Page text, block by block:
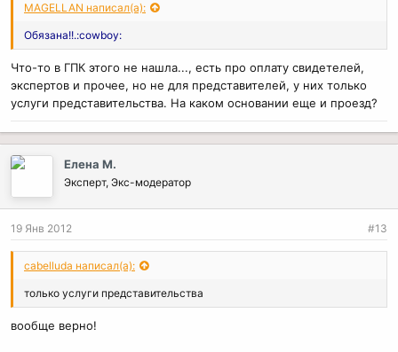
MAGELLAN написал(а):
Обязана!!.:cowboy:
Что-то в ГПК этого не нашла..., есть про оплату свидетелей,
экспертов и прочее, но не для представителей, у них только
услуги представительства. На каком основании еще и проезд?
Елена М.
Эксперт, Экс-модератор
19 Янв 2012 #13
cabelluda написал(а):
только услуги представительства
вообще верно!